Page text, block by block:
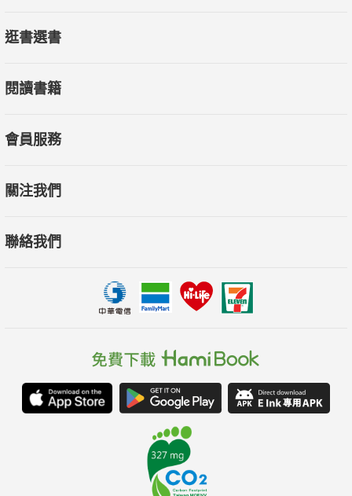
逛書選書
閱讀書籍
會員服務
關注我們
聯絡我們